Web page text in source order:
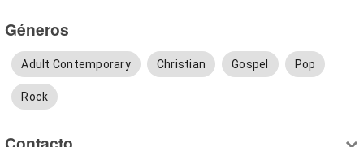
Géneros
Adult Contemporary Christian Gospel Pop
Rock